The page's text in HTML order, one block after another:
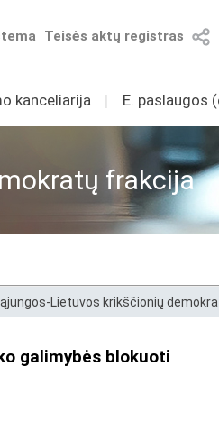
Teisės aktų registras
kanceliarija I E. paslaugos
frakcija
Lietuvos krikščionių
galimybės blokuoti